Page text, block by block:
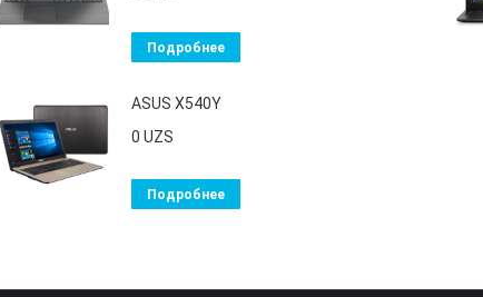
Подробнее
ASUS X540Y
0 UZS
Подробнее